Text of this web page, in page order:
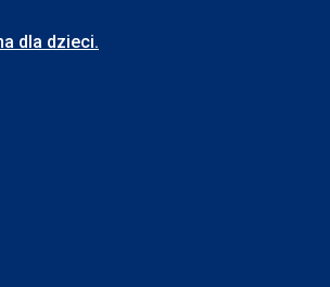
dla dzieci.